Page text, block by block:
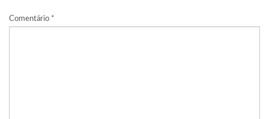
Comentário *